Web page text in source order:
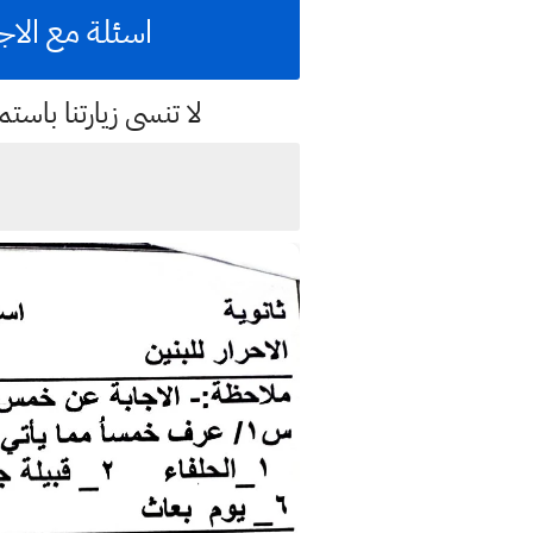
اسئلة مع
لا تنسى زيارتنا